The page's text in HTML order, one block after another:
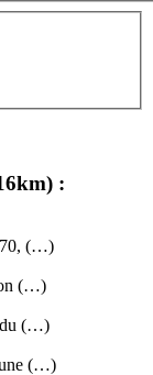
:
(…)
(…)
du (…)
une (…)